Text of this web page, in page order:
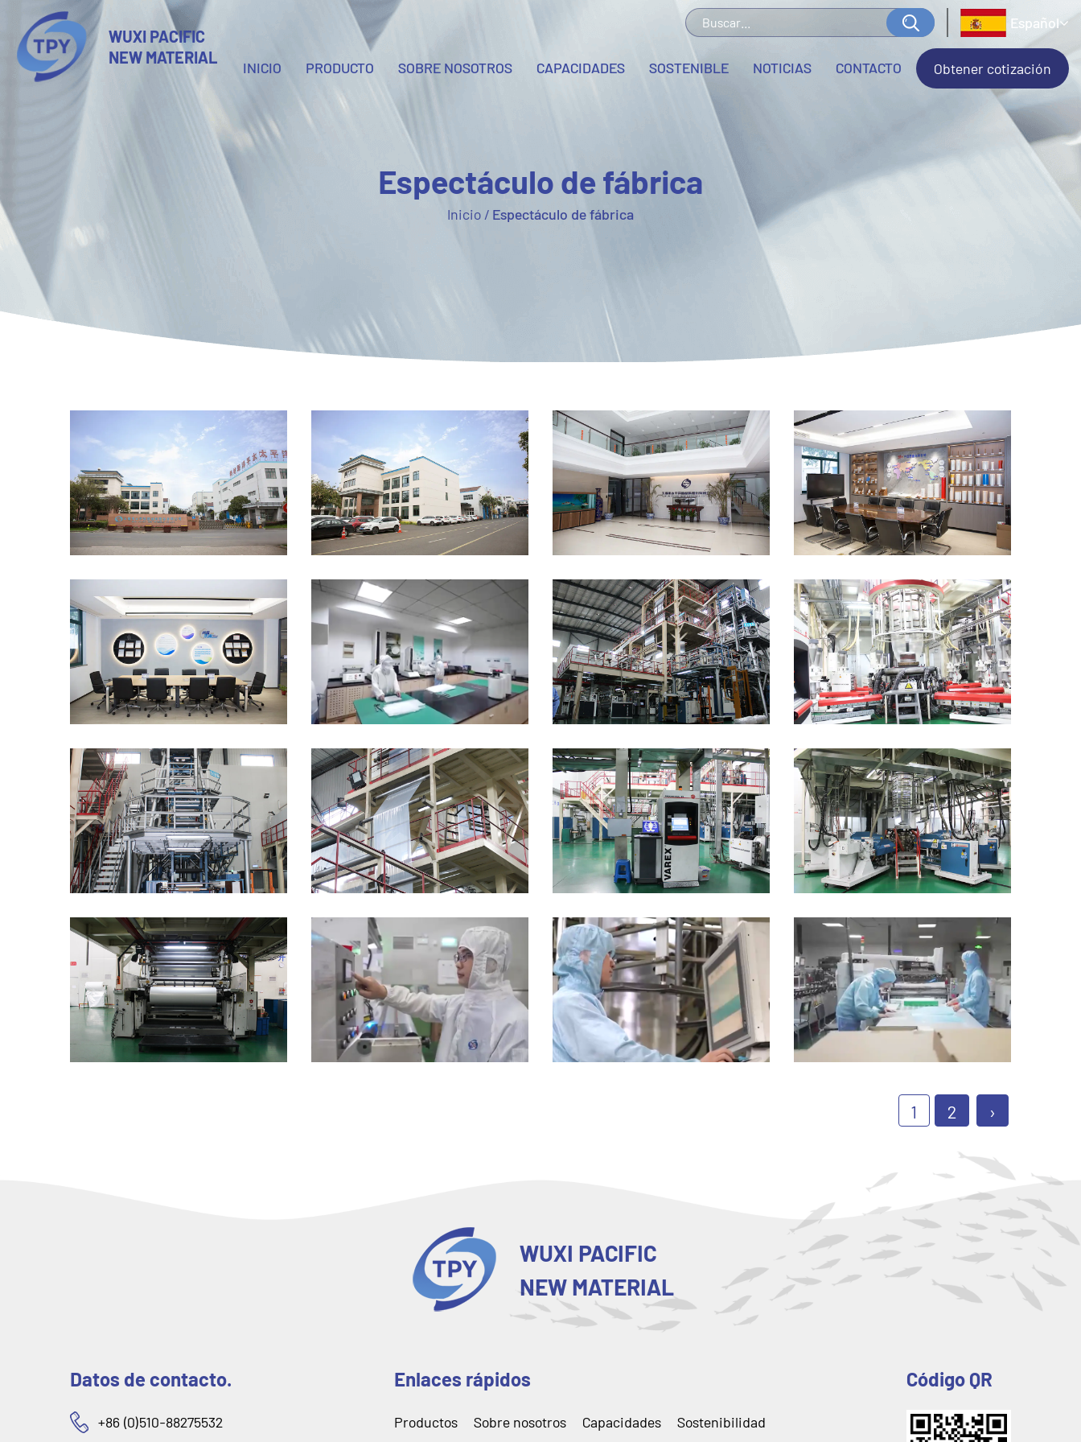
WUXI PACIFIC
NEW MATERIAL
Español
INICIO PRODUCTO SOBRE NOSOTROS CAPACIDADES SOSTENIBLE NOTICIAS CONTACTO Obtener cotización
Espectáculo de fábrica
Inicio / Espectáculo de fábrica
1 2 ›
WUXI PACIFIC
NEW MATERIAL
Datos de contacto.
+86 (0)510-88275532
Enlaces rápidos
Productos Sobre nosotros Capacidades Sostenibilidad
Código QR